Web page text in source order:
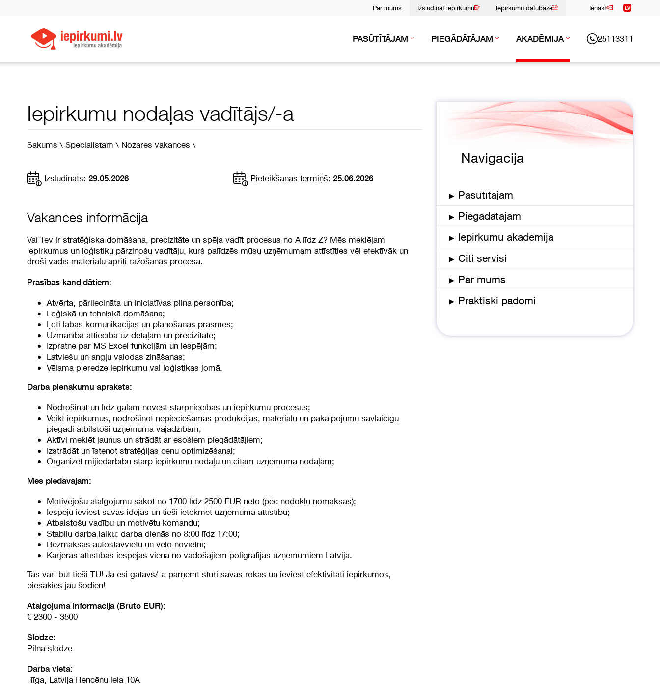
Par mums Izsludināt iepirkumu Iepirkumu datubāze Ienākt LV
PASŪTĪTĀJAM PIEGĀDĀTĀJAM AKADĒMIJA 25113311
Iepirkumu nodaļas vadītājs/-a
Sākums \ Speciālistam \ Nozares vakances \
Izsludināts: 29.05.2026 Pieteikšanās termiņš: 25.06.2026
Vakances informācija
Vai Tev ir stratēģiska domāšana, precizitāte un spēja vadīt procesus no A līdz Z? Mēs meklējam
iepirkumus un loģistiku pārzinošu vadītāju, kurš palīdzēs mūsu uzņēmumam attīstīties vēl efektīvāk un
droši vadīs materiālu apriti ražošanas procesā.
Prasības kandidātiem:
Atvērta, pārliecināta un iniciatīvas pilna personība;
Loģiskā un tehniskā domāšana;
Ļoti labas komunikācijas un plānošanas prasmes;
Uzmanība attiecībā uz detaļām un precizitāte;
Izpratne par MS Excel funkcijām un iespējām;
Latviešu un angļu valodas zināšanas;
Vēlama pieredze iepirkumu vai loģistikas jomā.
Darba pienākumu apraksts:
Nodrošināt un līdz galam novest starpniecības un iepirkumu procesus;
Veikt iepirkumus, nodrošinot nepieciešamās produkcijas, materiālu un pakalpojumu savlaicīgu
piegādi atbilstoši uzņēmuma vajadzībām;
Aktīvi meklēt jaunus un strādāt ar esošiem piegādātājiem;
Izstrādāt un īstenot stratēģijas cenu optimizēšanai;
Organizēt mijiedarbību starp iepirkumu nodaļu un citām uzņēmuma nodaļām;
Mēs piedāvājam:
Motivējošu atalgojumu sākot no 1700 līdz 2500 EUR neto (pēc nodokļu nomaksas);
Iespēju ieviest savas idejas un tieši ietekmēt uzņēmuma attīstību;
Atbalstošu vadību un motivētu komandu;
Stabilu darba laiku: darba dienās no 8:00 līdz 17:00;
Bezmaksas autostāvvietu un velo novietni;
Karjeras attīstības iespējas vienā no vadošajiem poligrāfijas uzņēmumiem Latvijā.
Tas vari būt tieši TU! Ja esi gatavs/-a pārņemt stūri savās rokās un ieviest efektivitāti iepirkumos,
piesakies jau šodien!
Atalgojuma informācija (Bruto EUR):
€ 2300 - 3500
Slodze:
Pilna slodze
Darba vieta:
Rīga, Latvija Rencēnu iela 10A
Navigācija
▸ Pasūtītājam
▸ Piegādātājam
▸ Iepirkumu akadēmija
▸ Citi servisi
▸ Par mums
▸ Praktiski padomi